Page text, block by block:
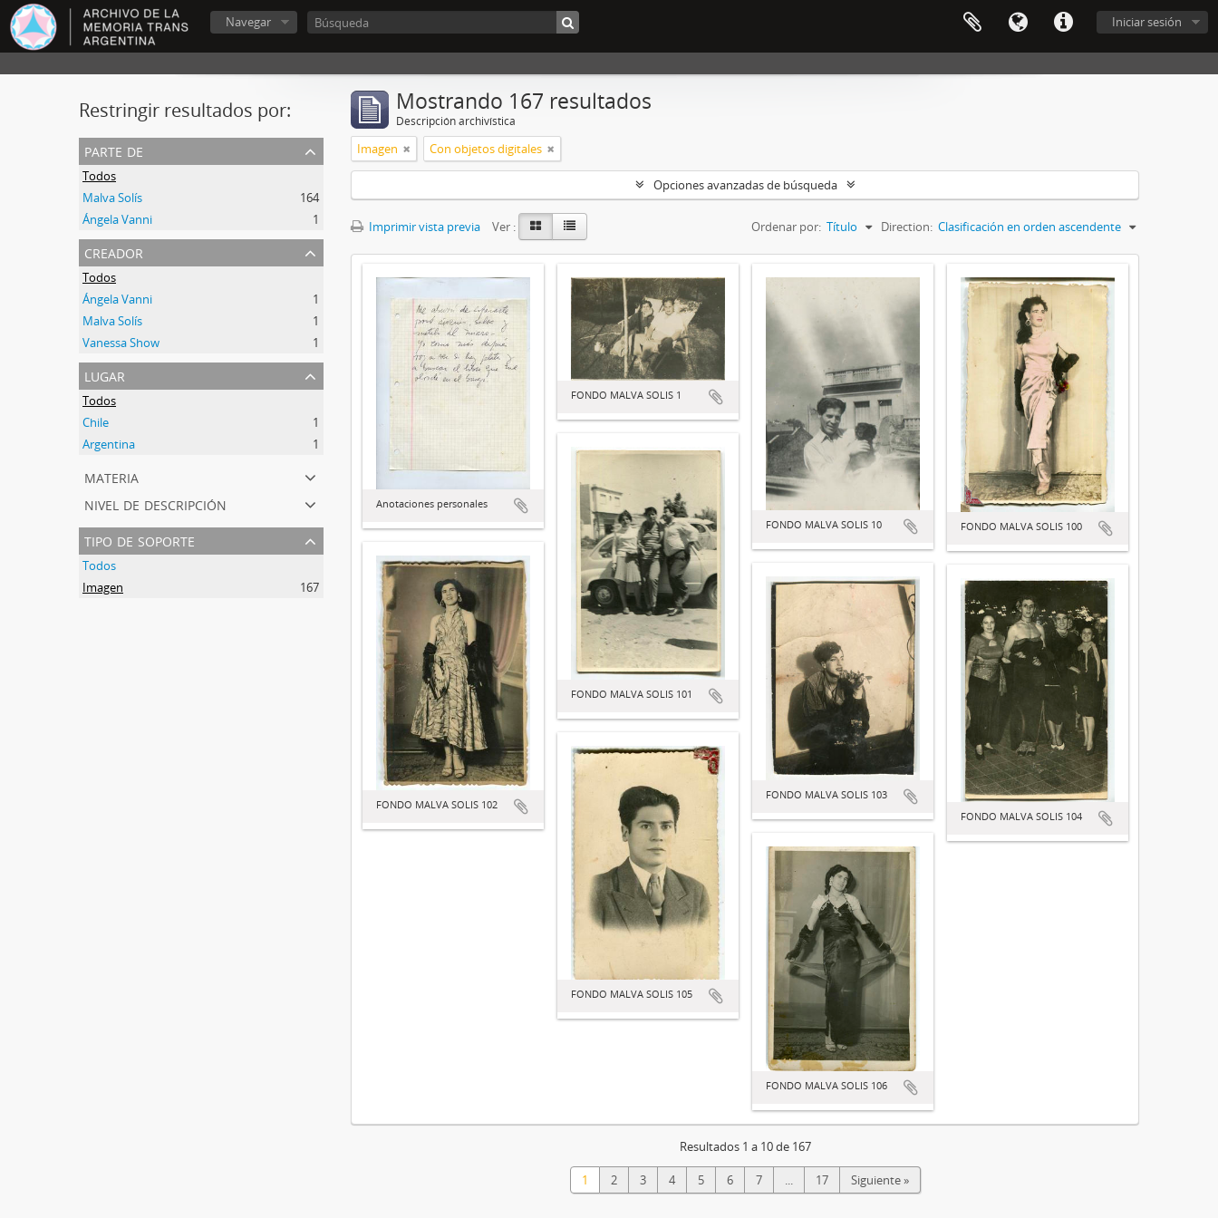
Iniciar sesión
Navegar
Restringir resultados por:
parte de
Todos
Malva Solís
164
Ángela Vanni
1
creador
Todos
Ángela Vanni
1
Malva Solís
1
Vanessa Show
1
lugar
Todos
Chile
1
Argentina
1
materia
nivel de descripción
tipo de soporte
Todos
Imagen
167
Mostrando 167 resultados
Descripción archivística
Imagen Con objetos digitales
Opciones avanzadas de búsqueda
Imprimir vista previa Ver : Ordenar por: Título Direction: Clasificación en orden ascendente
Anotaciones personales
FONDO MALVA SOLIS 1
FONDO MALVA SOLIS 10 FONDO MALVA SOLIS 100
FONDO MALVA SOLIS 101
FONDO MALVA SOLIS 102
FONDO MALVA SOLIS 103
FONDO MALVA SOLIS 104
FONDO MALVA SOLIS 105
FONDO MALVA SOLIS 106
Resultados 1 a 10 de 167
1 2 3 4 5 6 7 ... 17 Siguiente »